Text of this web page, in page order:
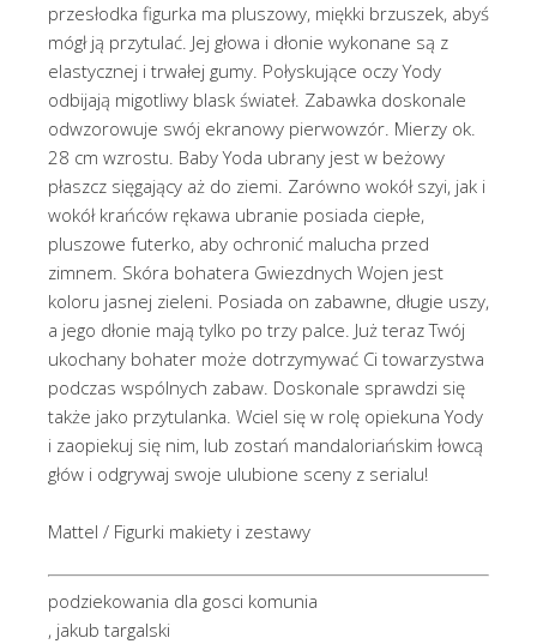
przesłodka figurka ma pluszowy, miękki brzuszek, abyś
mógł ją przytulać. Jej głowa i dłonie wykonane są z
elastycznej i trwałej gumy. Połyskujące oczy Yody
odbijają migotliwy blask świateł. Zabawka doskonale
odwzorowuje swój ekranowy pierwowzór. Mierzy ok.
28 cm wzrostu. Baby Yoda ubrany jest w beżowy
płaszcz sięgający aż do ziemi. Zarówno wokół szyi, jak i
wokół krańców rękawa ubranie posiada ciepłe,
pluszowe futerko, aby ochronić malucha przed
zimnem. Skóra bohatera Gwiezdnych Wojen jest
koloru jasnej zieleni. Posiada on zabawne, długie uszy,
a jego dłonie mają tylko po trzy palce. Już teraz Twój
ukochany bohater może dotrzymywać Ci towarzystwa
podczas wspólnych zabaw. Doskonale sprawdzi się
także jako przytulanka. Wciel się w rolę opiekuna Yody
i zaopiekuj się nim, lub zostań mandaloriańskim łowcą
głów i odgrywaj swoje ulubione sceny z serialu!
Mattel / Figurki makiety i zestawy
podziekowania dla gosci komunia
, jakub targalski